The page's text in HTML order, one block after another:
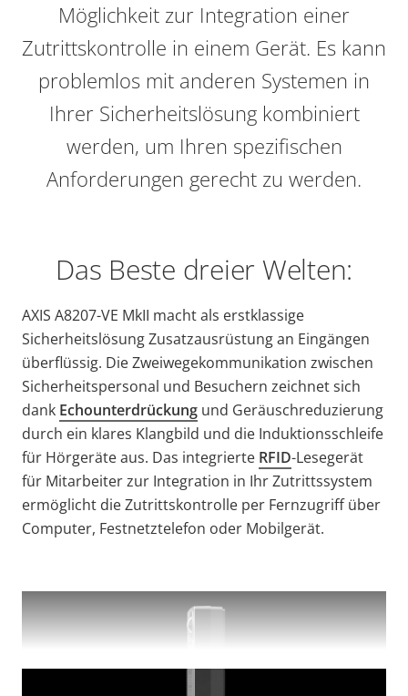
Möglichkeit zur Integration einer
Zutrittskontrolle in einem Gerät. Es kann
problemlos mit anderen Systemen in
Ihrer Sicherheitslösung kombiniert
werden, um Ihren spezifischen
Anforderungen gerecht zu werden.
Das Beste dreier Welten:
AXIS A8207-VE MkII macht als erstklassige
Sicherheitslösung Zusatzausrüstung an Eingängen
überflüssig. Die Zweiwegekommunikation zwischen
Sicherheitspersonal und Besuchern zeichnet sich
dank Echounterdrückung und Geräuschreduzierung
durch ein klares Klangbild und die Induktionsschleife
für Hörgeräte aus. Das integrierte RFID-Lesegerät
für Mitarbeiter zur Integration in Ihr Zutrittssystem
ermöglicht die Zutrittskontrolle per Fernzugriff über
Computer, Festnetztelefon oder Mobilgerät.